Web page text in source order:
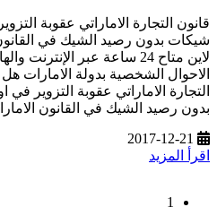
قانون التجارة الاماراتي عقوبة
شيكات بدون رصيد الشيك في
لاين متاح 24 ساعة عبر
الاحوال الشخصية بدولة الامارات
التجارة الاماراتي عقوبة التزوير
بدون رصيد الشيك في القانون
2017-12-21
اقرأ المزيد
1